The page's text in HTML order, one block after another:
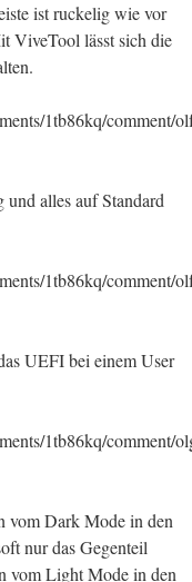
ist ruckelig wie vor
ViveTool lässt sich die
1tb86kq/comment/
alles auf Standard
1tb86kq/comment/
UEFI bei einem User
1tb86kq/comment/
vom Dark Mode in den
nur das Gegenteil
vom Light Mode in den